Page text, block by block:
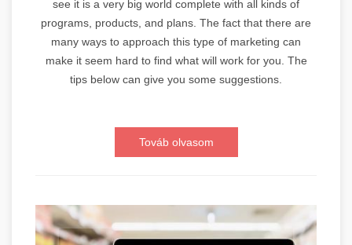
see it is a very big world complete with all kinds of
programs, products, and plans. The fact that there are
many ways to approach this type of marketing can
make it seem hard to find what will work for you. The
tips below can give you some suggestions.
Továb olvasom